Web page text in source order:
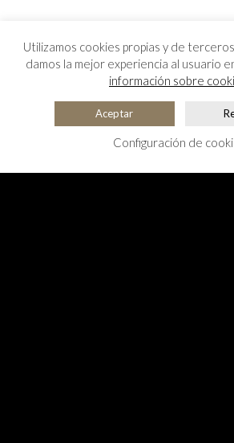
Utilizamos cookies propias y de
damos la mejor experiencia al usuario
información sobre
Aceptar
Configuración de